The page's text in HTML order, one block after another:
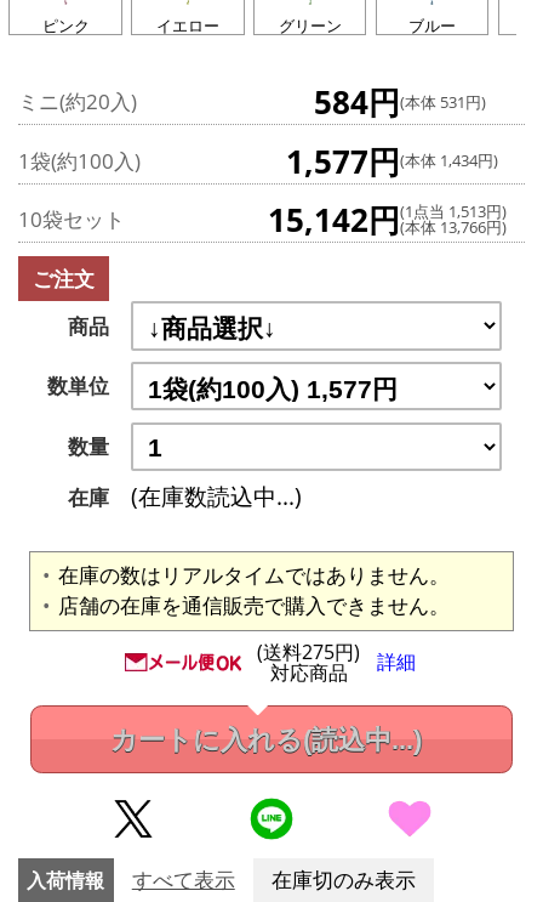
ピンク イエロー グリーン ブルー
ミニ(約20入) 584円(本体 531円)
1袋(約100入) 1,577円(本体 1,434円)
10袋セット 15,142円(1点当 1,513円)
(本体 13,766円)
ご注文
商品
数単位
数量
在庫
(在庫数読込中...)
在庫の数はリアルタイムではありません。
店舗の在庫を通信販売で購入できません。
(送料275円)
対応商品 詳細
カートに入れる(読込中...)
入荷情報 すべて表示 在庫切のみ表示